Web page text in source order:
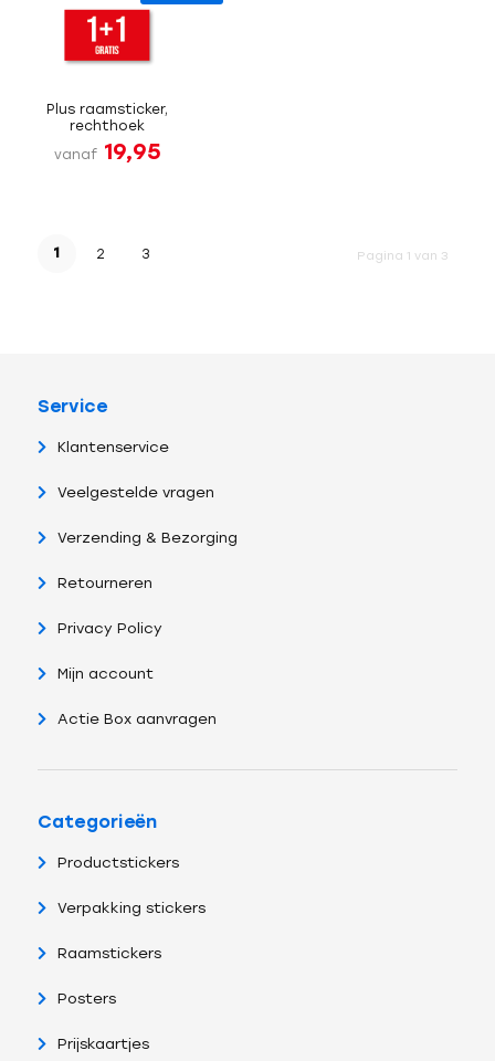
Plus raamsticker,
rechthoek
vanaf 19,95
Pagina 1 van 3
1 2 3
Service
Klantenservice
Veelgestelde vragen
Verzending & Bezorging
Retourneren
Privacy Policy
Mijn account
Actie Box aanvragen
Categorieën
Productstickers
Verpakking stickers
Raamstickers
Posters
Prijskaartjes